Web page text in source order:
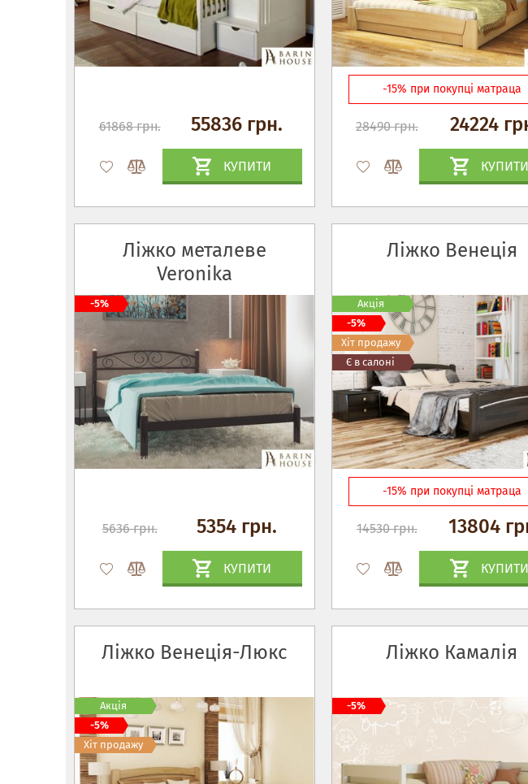
61868 грн. 55836 грн.
КУПИТИ
-15% при покупці матраца
28490 грн. 24224
КУПИТИ
Ліжко металеве
Veronika
5636 грн. 5354 грн.
КУПИТИ
-5%
Ліжко Венеція
-15% при покупці матраца
14530 грн. 13804
КУПИТИ
Акція
-5%
Хіт продажу
Є в салоні
Ліжко Венеція-Люкс
Акція
-5%
Хіт продажу
Ліжко Камалія
-5%